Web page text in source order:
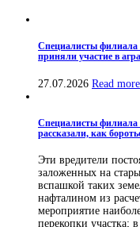
Специалисты филиала
приняли участие в
27.07.2026 Read more
Специалисты филиала
рассказали, как
Эти вредители
заложенных на
вспашкой таких
нафталином из
мероприятие
перекопки участка;